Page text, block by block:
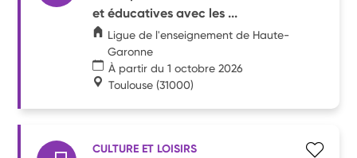
et éducatives avec les ...
Ligue de l'enseignement de Haute-
Garonne
À partir du 1 octobre 2026
Toulouse (31000)
CULTURE ET LOISIRS